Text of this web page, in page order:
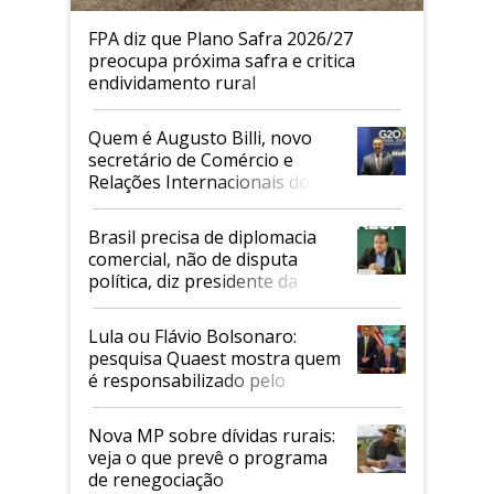
FPA diz que Plano Safra 2026/27
preocupa próxima safra e critica
endividamento rural
Quem é Augusto Billi, novo
secretário de Comércio e
Relações Internacionais do
Mapa
Brasil precisa de diplomacia
comercial, não de disputa
política, diz presidente da
Faesp
Lula ou Flávio Bolsonaro:
pesquisa Quaest mostra quem
é responsabilizado pelo
tarifaço dos EUA
Nova MP sobre dívidas rurais:
veja o que prevê o programa
de renegociação